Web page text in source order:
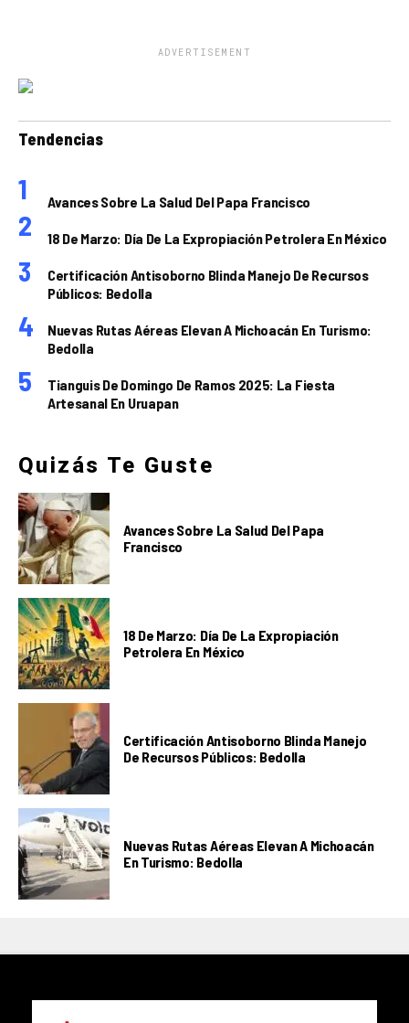
ADVERTISEMENT
Tendencias
Avances Sobre La Salud Del Papa Francisco
18 De Marzo: Día De La Expropiación Petrolera En México
Certificación Antisoborno Blinda Manejo De Recursos
Públicos: Bedolla
Nuevas Rutas Aéreas Elevan A Michoacán En Turismo:
Bedolla
Tianguis De Domingo De Ramos 2025: La Fiesta
Artesanal En Uruapan
Quizás Te Guste
Avances Sobre La Salud Del Papa
Francisco
18 De Marzo: Día De La Expropiación
Petrolera En México
Certificación Antisoborno Blinda Manejo
De Recursos Públicos: Bedolla
Nuevas Rutas Aéreas Elevan A Michoacán
En Turismo: Bedolla